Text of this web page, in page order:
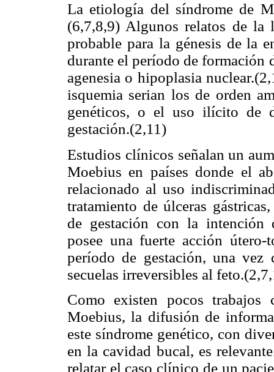
La etiología del síndrome de
(6,7,8,9) Algunos relatos de la
probable para la génesis de la
durante el período de formación
agenesia o hipoplasia
isquemia serian los de orden
genéticos, o el uso ilícito de
gestación.(2,11)
Estudios clínicos señalan un
Moebius en países donde el
relacionado al uso
tratamiento de úlceras
de gestación con la intención
posee una fuerte acción
período de gestación, una vez
secuelas irreversibles al
Como existen pocos
Moebius, la difusión de
este síndrome genético, con
en la cavidad bucal, es
relatar el caso clínico de un